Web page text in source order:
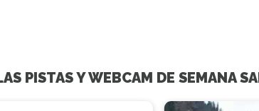
PISTAS Y WEBCAM DE SEMANA